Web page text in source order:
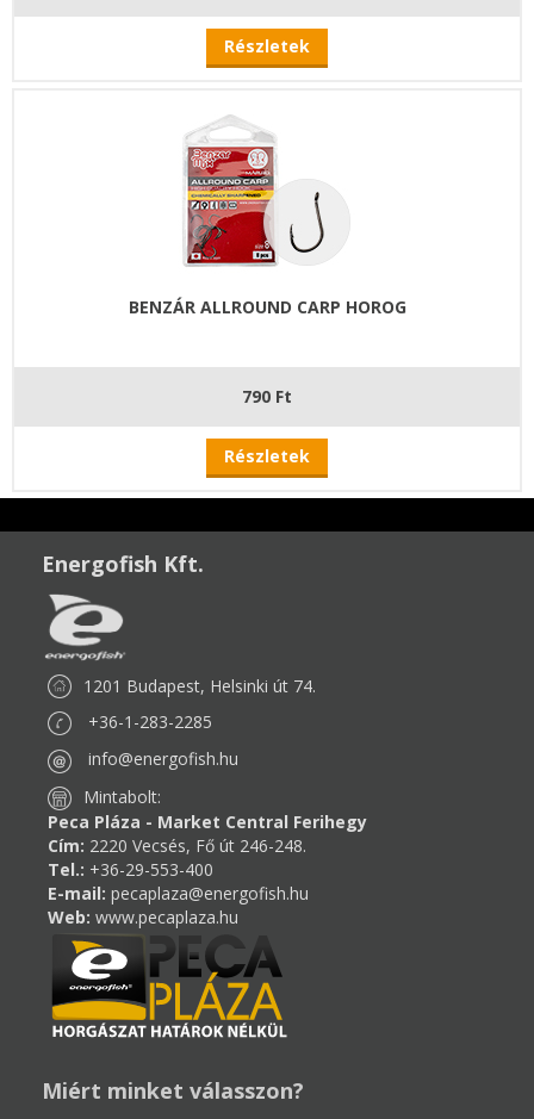
Részletek
BENZÁR ALLROUND CARP HOROG
790 Ft
Részletek
Energofish Kft.
1201 Budapest, Helsinki út 74.
+36-1-283-2285
info@energofish.hu
Mintabolt:
Peca Pláza - Market Central Ferihegy
Cím: 2220 Vecsés, Fő út 246-248.
Tel.: +36-29-553-400
E-mail: pecaplaza@energofish.hu
Web: www.pecaplaza.hu
Miért minket válasszon?